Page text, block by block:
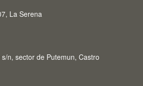
La Serena
n, sector de Putemun, Castro